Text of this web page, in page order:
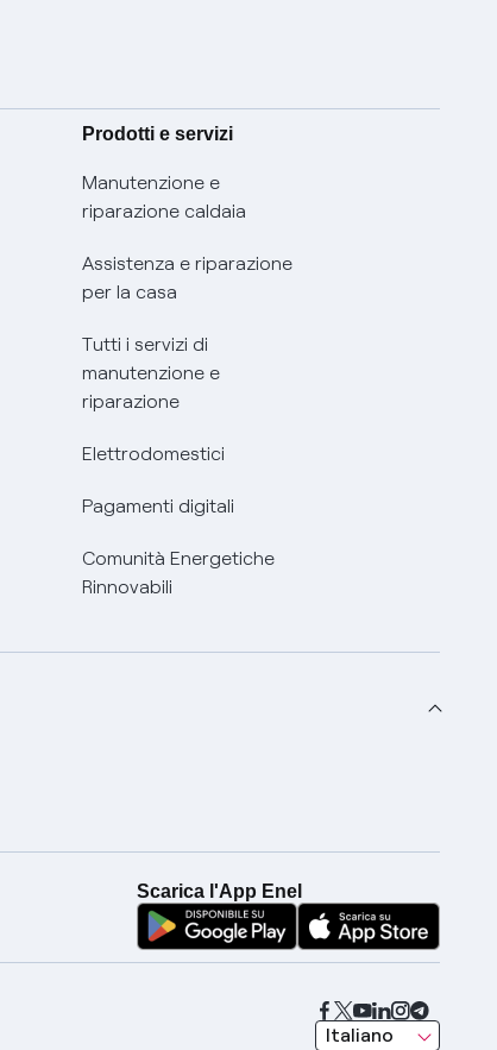
Prodotti e servizi
Manutenzione e
riparazione caldaia
Assistenza e riparazione
per la casa
Tutti i servizi di
manutenzione e
riparazione
Elettrodomestici
Pagamenti digitali
Comunità Energetiche
Rinnovabili
Scarica l'App Enel
Italiano
seleziona una